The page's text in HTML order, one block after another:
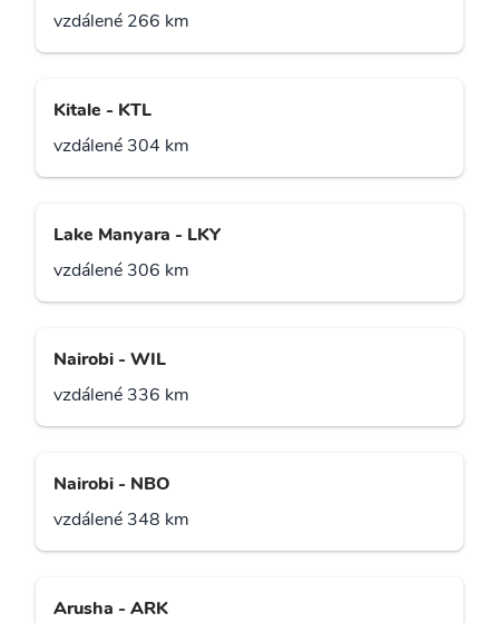
vzdálené 266 km
Kitale - KTL
vzdálené 304 km
Lake Manyara - LKY
vzdálené 306 km
Nairobi - WIL
vzdálené 336 km
Nairobi - NBO
vzdálené 348 km
Arusha - ARK